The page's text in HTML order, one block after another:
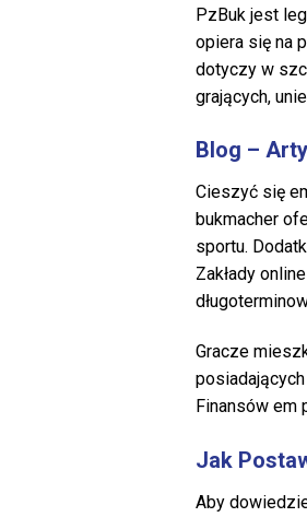
PzBuk jest
opiera się na
dotyczy w
grających,
Blog –
Cieszyć się
bukmacher
sportu.
Zakłady
Gracze
Finansów em
Jak
Aby